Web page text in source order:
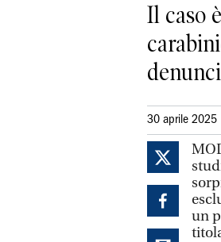
Il caso
30 aprile 2025
un